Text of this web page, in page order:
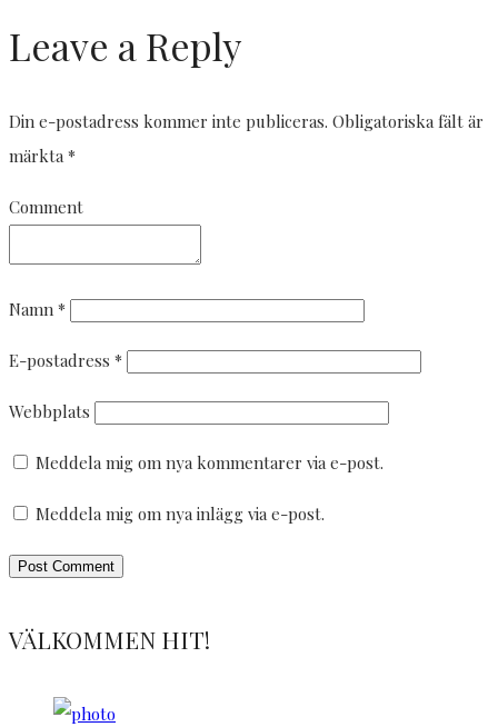
Leave a Reply
Din e-postadress kommer inte publiceras. Obligatoriska fält är
märkta*
Comment
Namn *
E-postadress *
Webbplats
Meddela mig om nya kommentarer via e-post.
Meddela mig om nya inlägg via e-post.
VÄLKOMMEN HIT!